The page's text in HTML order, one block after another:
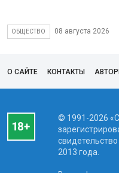
ОБЩЕСТВО 08 августа 2026
О САЙТЕ КОНТАКТЫ
© 1991-2026
2013 года.